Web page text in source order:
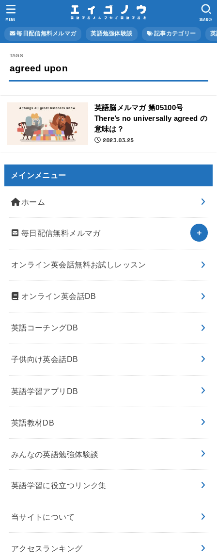
毎日配信無料メルマガ 英語勉強体験談 記事カテゴリー
SEARCH
MENU
agreed upon
英語脳メルマガ 第05100号
There’s no universally agreed の
意味は？
2023.03.25
メインメニュー
ホーム
毎日配信無料メルマガ
オンライン英会話無料お試しレッスン
オンライン英会話DB
英語コーチングDB
子供向け英会話DB
英語学習アプリDB
英語教材DB
みんなの英語勉強体験談
英語学習に役立つリンク集
当サイトについて
アクセスランキング